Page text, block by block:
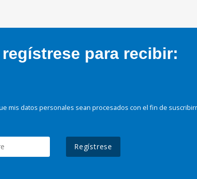
para recibir:
mis datos personales sean procesados con el fin de
Regístrese